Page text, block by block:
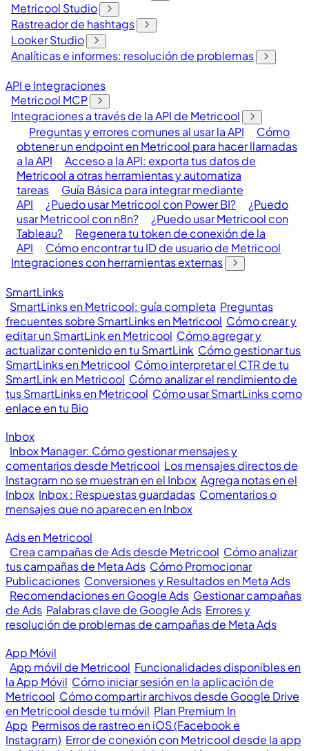
Metricool Studio
Rastreador de hashtags
Looker Studio
Analíticas e informes: resolución de problemas
API e Integraciones
Metricool MCP
Integraciones a través de la API de Metricool
Preguntas y errores comunes al usar la API
Cómo
obtener un endpoint en Metricool para hacer llamadas
a la API
Acceso a la API: exporta tus datos de
Metricool a otras herramientas y automatiza
tareas
Guía Básica para integrar mediante
API
¿Puedo usar Metricool con Power BI?
¿Puedo
usar Metricool con n8n?
¿Puedo usar Metricool con
Tableau?
Regenera tu token de conexión de la
API
Cómo encontrar tu ID de usuario de Metricool
Integraciones con herramientas externas
SmartLinks
SmartLinks en Metricool: guía completa Preguntas
frecuentes sobre SmartLinks en Metricool Cómo crear y
editar un SmartLink en Metricool Cómo agregar y
actualizar contenido en tu SmartLink Cómo gestionar tus
SmartLinks en Metricool Cómo interpretar el CTR de tu
SmartLink en Metricool Cómo analizar el rendimiento de
tus SmartLinks en Metricool Cómo usar SmartLinks como
enlace en tu Bio
Inbox
Inbox Manager: Cómo gestionar mensajes y
comentarios desde Metricool Los mensajes directos de
Instagram no se muestran en el Inbox Agrega notas en el
Inbox Inbox : Respuestas guardadas Comentarios o
mensajes que no aparecen en Inbox
Ads en Metricool
Crea campañas de Ads desde Metricool Cómo analizar
tus campañas de Meta Ads Cómo Promocionar
Publicaciones Conversiones y Resultados en Meta Ads
Recomendaciones en Google Ads Gestionar campañas
de Ads Palabras clave de Google Ads Errores y
resolución de problemas de campañas de Meta Ads
App Móvil
App móvil de Metricool Funcionalidades disponibles en
la App Móvil Cómo iniciar sesión en la aplicación de
Metricool Cómo compartir archivos desde Google Drive
en Metricool desde tu móvil Plan Premium In
App Permisos de rastreo en iOS (Facebook e
Instagram) Error de conexión con Metricool desde la app